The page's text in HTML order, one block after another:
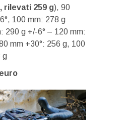
rilevati 259 g), 90
100 mm: 278 g
290 g +/-6° – 120 mm:
mm +30°: 256 g, 100
g